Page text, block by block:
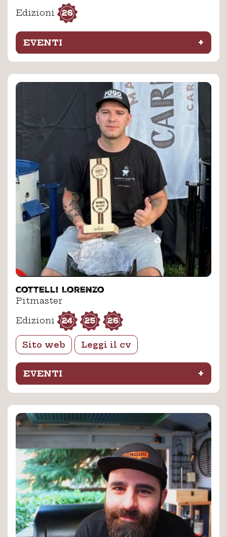
Edizioni
26
EVENTI +
Cottelli Lorenzo
Pitmaster
Edizioni
24 25 26
Sito web Leggi il cv
EVENTI +